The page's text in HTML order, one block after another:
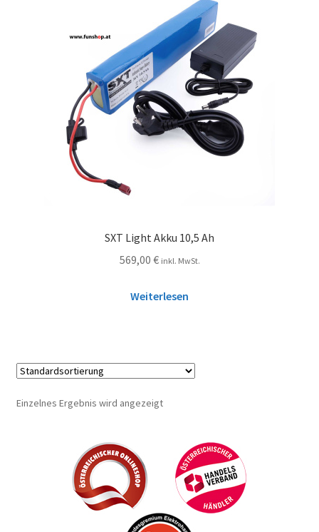
SXT Light Akku 10,5 Ah
569,00 € inkl. MwSt.
Weiterlesen
Einzelnes Ergebnis wird angezeigt